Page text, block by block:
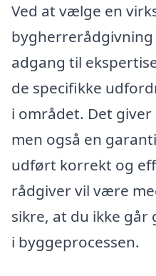
Ved at vælge en
bygherrerådgivning
adgang til
de specifikke
i området. Det
men også en
udført korrekt og
rådgiver vil være
sikre, at du ikke
i byggeprocessen.